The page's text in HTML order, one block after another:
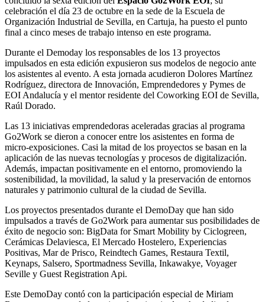
celebración el día 23 de octubre en la sede de la Escuela de
Organización Industrial de Sevilla, en Cartuja, ha puesto el punto
final a cinco meses de trabajo intenso en este programa.
Durante el Demoday los responsables de los 13 proyectos
impulsados en esta edición expusieron sus modelos de negocio ante
los asistentes al evento. A esta jornada acudieron Dolores Martínez
Rodríguez, directora de Innovación, Emprendedores y Pymes de
EOI Andalucía y el mentor residente del Coworking EOI de Sevilla,
Raúl Dorado.
Las 13 iniciativas emprendedoras aceleradas gracias al programa
Go2Work se dieron a conocer entre los asistentes en forma de
micro-exposiciones. Casi la mitad de los proyectos se basan en la
aplicación de las nuevas tecnologías y procesos de digitalización.
Además, impactan positivamente en el entorno, promoviendo la
sostenibilidad, la movilidad, la salud y la preservación de entornos
naturales y patrimonio cultural de la ciudad de Sevilla.
Los proyectos presentados durante el DemoDay que han sido
impulsados a través de Go2Work para aumentar sus posibilidades de
éxito de negocio son: BigData for Smart Mobility by Ciclogreen,
Cerámicas Delaviesca, El Mercado Hostelero, Experiencias
Positivas, Mar de Prisco, Reindtech Games, Restaura Textil,
Keynaps, Salsero, Sportmadness Sevilla, Inkawakye, Voyager
Seville y Guest Registration Api.
Este DemoDay contó con la participación especial de Miriam